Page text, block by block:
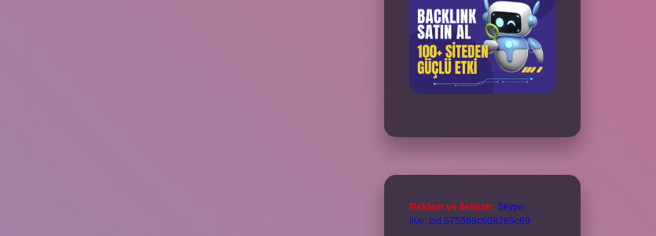
Reklam ve İletişim: Skype:
live:.cid.575569c608265c69